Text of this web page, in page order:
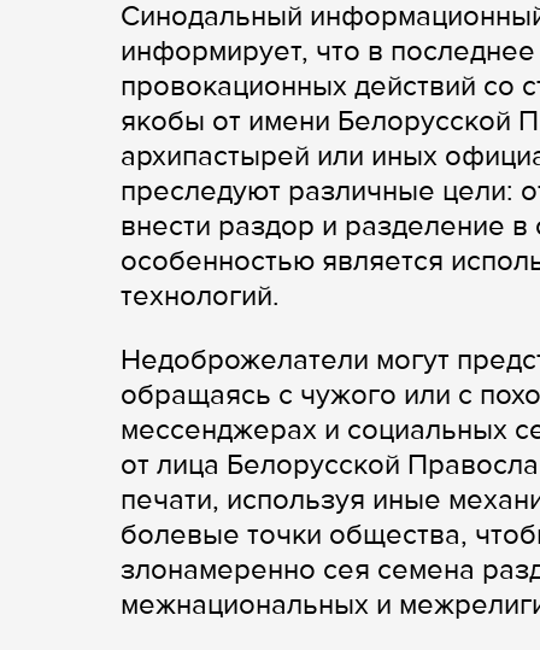
Синодальный
информирует, что в
провокационных действий
якобы от имени Белорусской
архипастырей или иных
преследуют различные цели:
внести раздор и разделение
особенностью является
технологий.
Недоброжелатели могут
обращаясь с чужого или с
мессенджерах и социальных
от лица Белорусской
печати, используя иные
болевые точки общества,
злонамеренно сея семена
межнациональных и